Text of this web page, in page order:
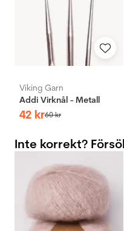
Viking Garn
Addi Virknål - Metall
42 kr60kr
Inte korrekt?